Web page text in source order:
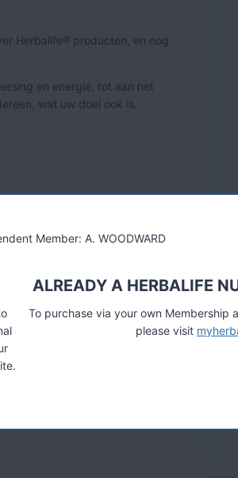
Herbalife® producten, en nog
en energie, tot aan het
wat uw doel ook is.
Member: A. WOODWARD
ALREADY A HERBALIFE
To purchase via your own Membership
please visit